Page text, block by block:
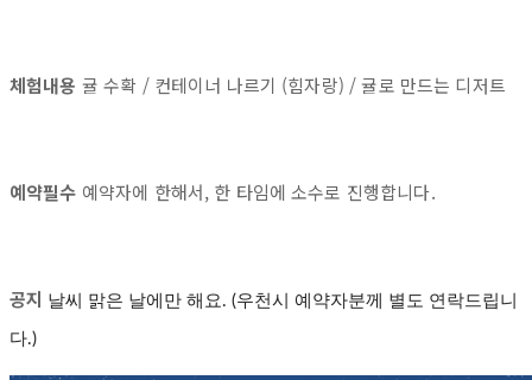
체험내용 귤 수확 / 컨테이너 나르기 (힘자랑) / 귤로 만드는 디저트
예약필수 예약자에 한해서, 한 타임에 소수로 진행합니다.
공지 날씨 맑은 날에만 해요. (우천시 예약자분께 별도 연락드립니
다.)